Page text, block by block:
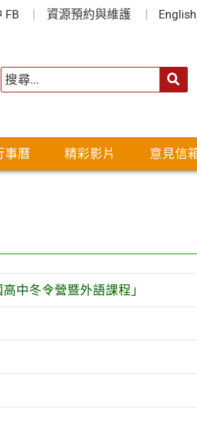
FB 資源預約與維護 English
事曆 精彩影片 意見信
中冬令營暨外語課程」